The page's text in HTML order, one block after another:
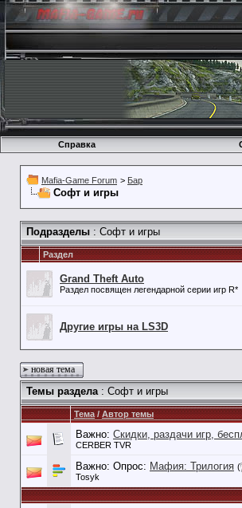
Справка
Mafia-Game Forum > Бар
Софт и игры
Подразделы : Софт и игры
Раздел
Grand Theft Auto
Раздел посвящен легендарной серии игр R*
Другие игры на LS3D
новая тема
Темы раздела: Софт и игры
Тема/Автор темы
Важно: Скидки, раздачи игр,
CERBER TVR
Важно: Опрос: Мафия: Трилогия (
Tosyk